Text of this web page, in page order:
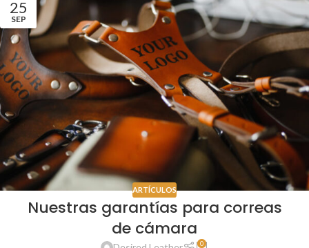
25
SEP
ARTÍCULOS
Nuestras garantías para correas
de cámara
0